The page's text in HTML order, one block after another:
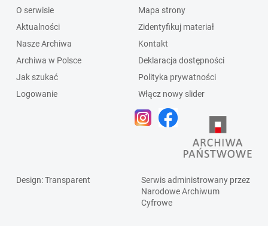
O serwisie
Aktualności
Nasze Archiwa
Archiwa w Polsce
Jak szukać
Logowanie
Mapa strony
Zidentyfikuj materiał
Kontakt
Deklaracja dostępności
Polityka prywatności
Włącz nowy slider
Design: Transparent
Serwis administrowany przez
Narodowe Archiwum
Cyfrowe